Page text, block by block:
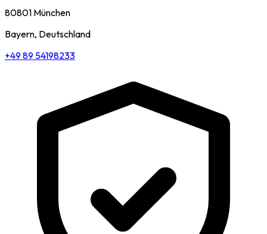
80801 München
Bayern, Deutschland
+49 89 54198233